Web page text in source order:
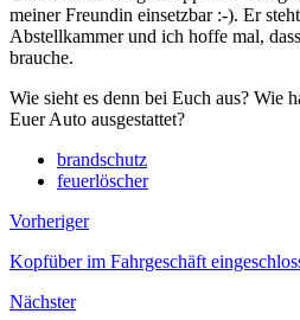
meiner Freundin einsetzbar :-). Er
Abstellkammer und ich hoffe mal,
brauche.
Wie sieht es denn bei Euch aus? Wie
Euer Auto ausgestattet?
brandschutz
feuerlöscher
Vorheriger
Kopfüber im Fahrgeschäft
Nächster